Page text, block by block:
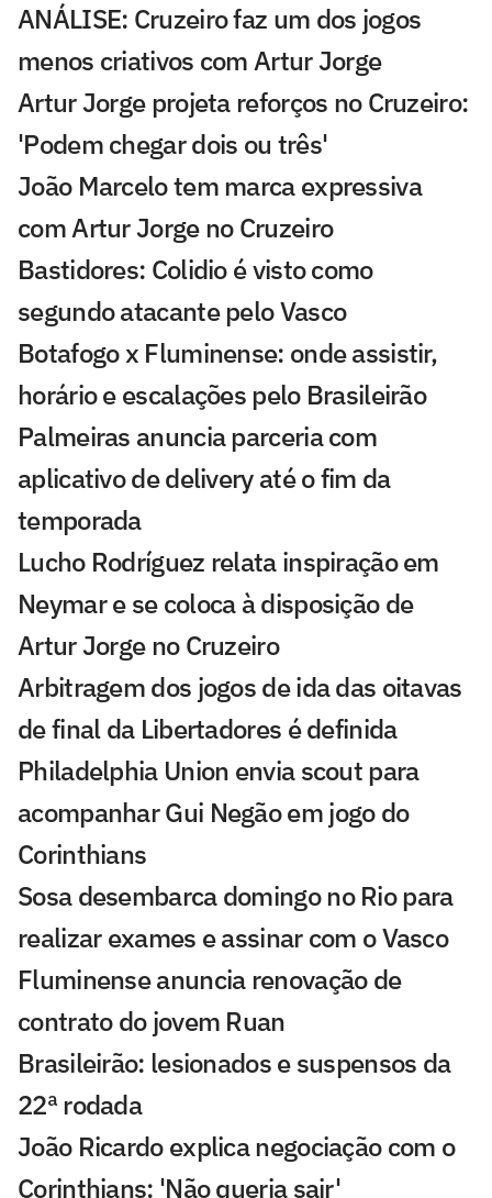
ANÁLISE: Cruzeiro faz um dos jogos
menos criativos com Artur Jorge
Artur Jorge projeta reforços no Cruzeiro:
'Podem chegar dois ou três'
João Marcelo tem marca expressiva
com Artur Jorge no Cruzeiro
Bastidores: Colidio é visto como
segundo atacante pelo Vasco
Botafogo x Fluminense: onde assistir,
horário e escalações pelo Brasileirão
Palmeiras anuncia parceria com
aplicativo de delivery até o fim da
temporada
Lucho Rodríguez relata inspiração em
Neymar e se coloca à disposição de
Artur Jorge no Cruzeiro
Arbitragem dos jogos de ida das oitavas
de final da Libertadores é definida
Philadelphia Union envia scout para
acompanhar Gui Negão em jogo do
Corinthians
Sosa desembarca domingo no Rio para
realizar exames e assinar com o Vasco
Fluminense anuncia renovação de
contrato do jovem Ruan
Brasileirão: lesionados e suspensos da
22ª rodada
João Ricardo explica negociação com o
Corinthians: 'Não queria sair'